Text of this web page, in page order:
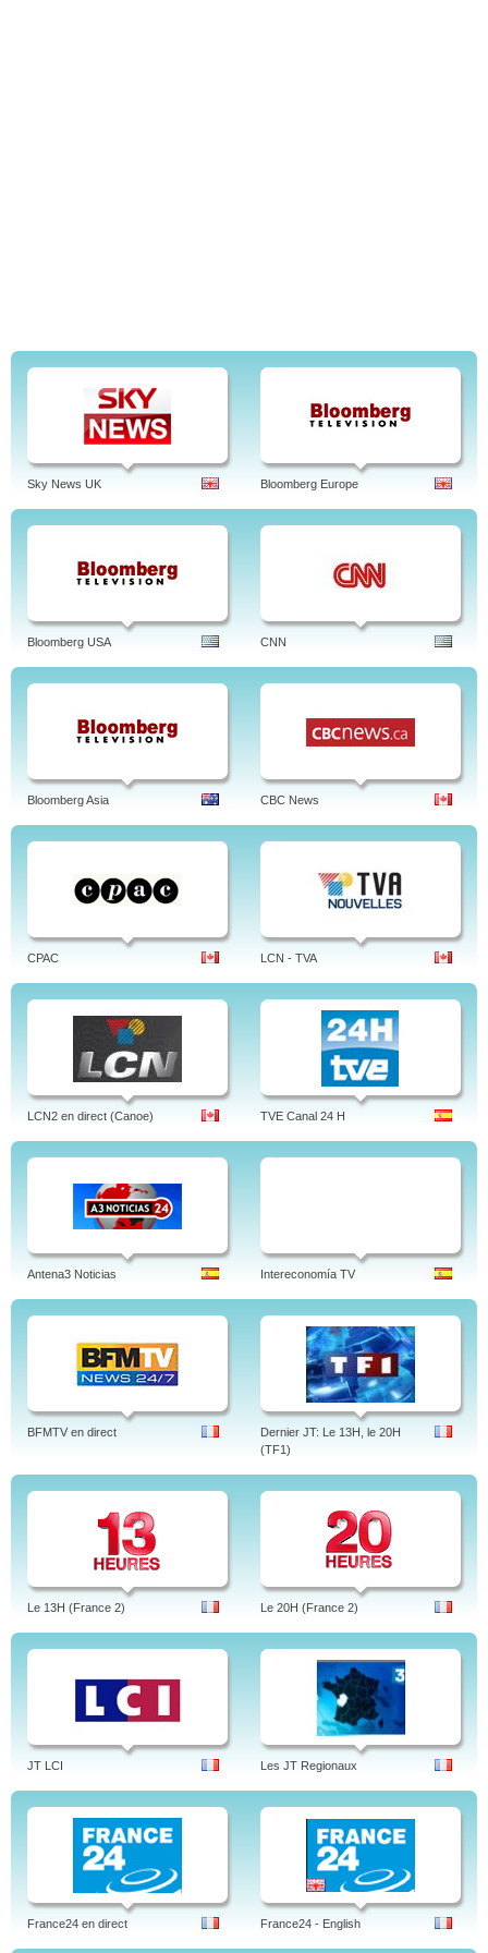
Sky News UK Bloomberg Europe
Bloomberg USA CNN
Bloomberg Asia CBC News
CPAC LCN - TVA
LCN2 en direct (Canoe) TVE Canal 24 H
Antena3 Noticias Intereconomía TV
BFMTV en direct
Dernier JT: Le 13H, le 20H
(TF1)
Le 13H (France 2) Le 20H (France 2)
JT LCI Les JT Regionaux
France24 en direct France24 - English